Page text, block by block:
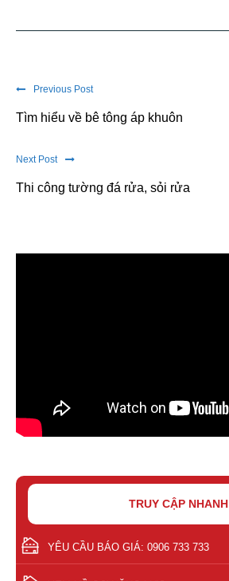
Previous Post
Tìm hiểu về bê tông áp khuôn
Next Post
Thi công tường đá rửa, sỏi rửa
TRUY CẬP NHANH
YÊU CẦU BÁO GIÁ: 0906 733 733